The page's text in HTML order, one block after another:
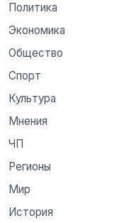
Политика
Экономика
Общество
Спорт
Культура
Мнения
ЧП
Регионы
Мир
История